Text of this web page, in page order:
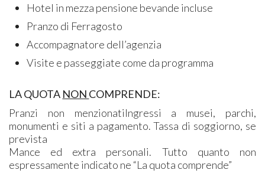
Hotel in mezza pensione bevande incluse
Pranzo di Ferragosto
Accompagnatore dell’agenzia
Visite e passeggiate come da programma
​LA QUOTA NON COMPRENDE:
Pranzi non menzionatiIngressi a musei, parchi,
monumenti e siti a pagamento.Tassa di soggiorno, se
prevista
Mance ed extra personali. Tutto quanto non
espressamente indicato ne “La quota comprende”